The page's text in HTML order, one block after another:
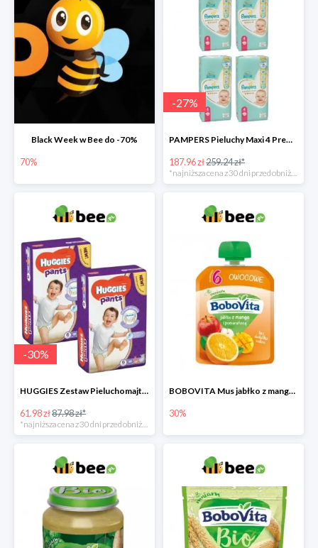
Black Week w Bee do -70%
70%
-27%
PAMPERS Pieluchy Maxi 4 Premium Care (9-14 kg) Zestaw 4 x 52 szt. -27%
187.96 zł259.24 zł*
-30%
HUGGIES Zestaw Pieluchomajtki Jumbo 6 Uni ND High PANTS (15-25 kg) 2 x 30 szt. -30%
61.98 zł87.98 zł*
*najniższa cena z 30 dni przed obniżką
BOBOVITA Mus jabłko z mango i pomarańczą
30%